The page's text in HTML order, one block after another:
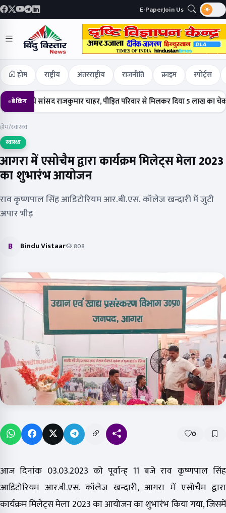
E-PaperJoin Us
होम राष्ट्रीय अंतरराष्ट्रीय राजनीति क्राइम स्पोर्ट्स
ब्रेकिंग
सांसद राजकुमार चाहर, पीड़ित परिवार से मिलकर दिया 5 लाख का चेक
होम/स्वास्थ्य
स्वास्थ्य
आगरा में एसोचैम द्वारा कार्यक्रम मिलेट्स मेला 2023
का शुभारंभ आयोजन
राव कृष्णपाल सिंह आडिटोरियम आर.बी.एस. कॉलेज खन्दारी में जुटी
अपार भीड़
B Bindu Vistaar 808
0
आज दिनांक 03.03.2023 को पूर्वान्ह् 11 बजे राव कृष्णपाल सिंह
आडिटोरियम आर.बी.एस. कॉलेज खन्दारी, आगरा में एसोचैम द्वारा
कार्यक्रम मिलेट्स मेला 2023 का आयोजन का शुभारंभ किया गया, जिसमें